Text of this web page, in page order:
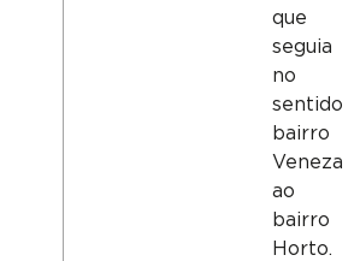
que
seguia
no
sentido
bairro
Veneza
ao
bairro
Horto.